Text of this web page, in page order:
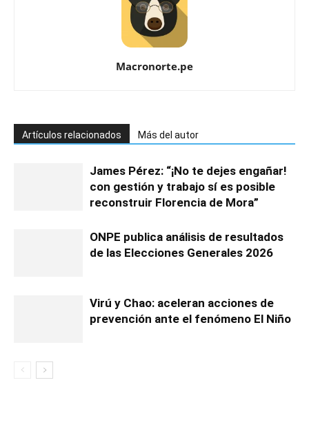
Macronorte.pe
Artículos relacionados Más del autor
James Pérez: “¡No te dejes engañar!
con gestión y trabajo sí es posible
reconstruir Florencia de Mora”
ONPE publica análisis de resultados
de las Elecciones Generales 2026
Virú y Chao: aceleran acciones de
prevención ante el fenómeno El Niño